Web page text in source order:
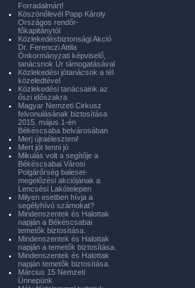
Forradalmárt!
Köszönőlevél Papp Károly
Országos rendőr-
főkapitánytól
Közlekedésbiztonsági Akció
Dr. Ferenczi Attila
Önkormányzati képviselő,
tanácsnok Úr támogatásával
Közlekedési jótanácsok a tél
közeledtével
Közlekedési tanácsaink az
őszi időszakra
Magyar Nemzeti Cirkusz
felvonulásának biztosítása
2015. május 1-én
Békéscsaba belvárosában
Merj újraéleszteni!
Mert jót tenni jó
Mikulás volt a segítője a
Békéscsabai Városi
Polgárőrség baleset-
megelőzési akciójának a
Lencsési Lakótelepen
Milyen esetben hívja a
segélyhívó számokat?
Mindenszentek és Halottak
napján a Békéscsabai
temetők biztosítása.
Mindenszentek és Halottak
napján a temetők biztosítása.
Mindenszentek és Halottak
napján temetők biztosítása.
Március 15 Nemzeti
Ünnepünk